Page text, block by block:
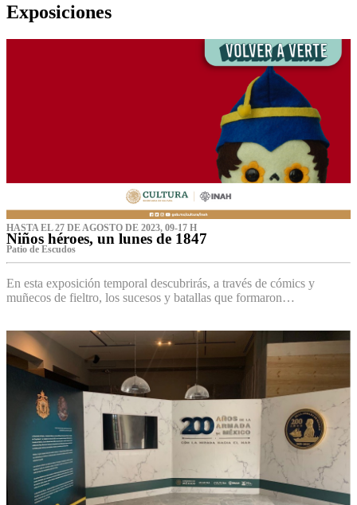
Exposiciones
HASTA EL 27 DE AGOSTO DE 2023, 09-17 H
Niños héroes, un lunes de 1847
Patio de Escudos
En esta exposición temporal descubrirás, a través de cómics y
muñecos de fieltro, los sucesos y batallas que formaron…